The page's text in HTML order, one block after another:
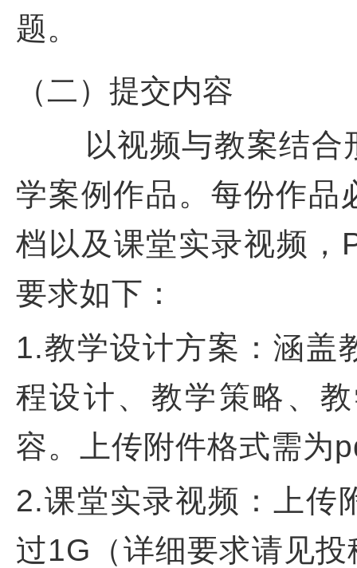
题。
（二）提交内容
以视频与教案结
学案例作品。每份作品
档以及课堂实录视频，
要求如下：
1.教学设计方案：涵盖
程设计、教学策略、
容。上传附件格式需为
2.课堂实录视频：上传
过1G（详细要求请见